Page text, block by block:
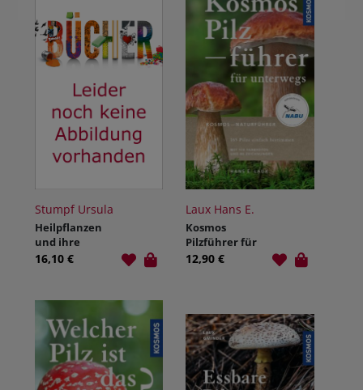
Stumpf Ursula
Heilpflanzen
und ihre
giftigen
16,10 €
Laux Hans E.
Kosmos
Pilzführer für
unterwegs
12,90 €